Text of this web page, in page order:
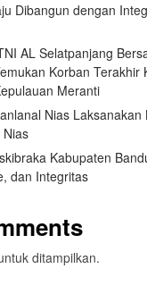
Dibangun dengan
AL Selatpanjang
Korban Terakhir
Meranti
Nias Laksanakan
Kabupaten
dan Integritas
ditampilkan.